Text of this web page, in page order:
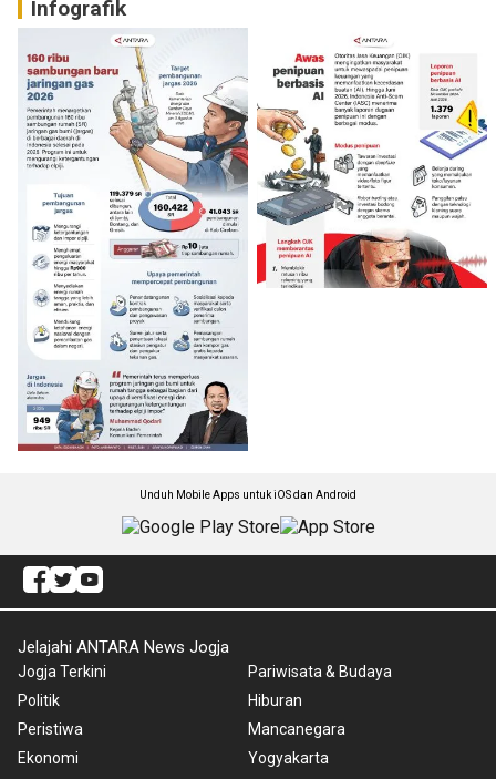
Infografik
Unduh Mobile Apps untuk iOS dan Android
Jelajahi ANTARA News Jogja
Jogja Terkini
Politik
Peristiwa
Ekonomi
Pariwisata & Budaya
Hiburan
Mancanegara
Yogyakarta